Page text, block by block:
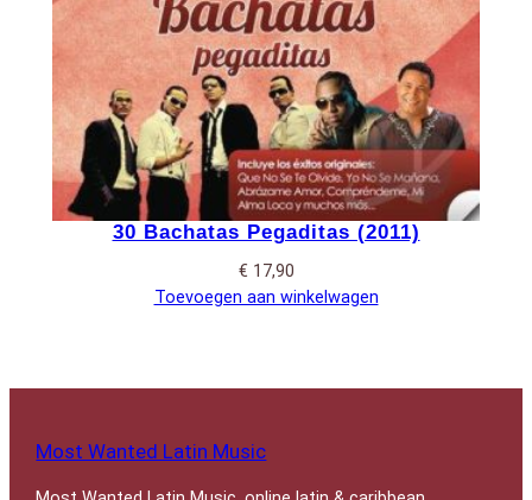
30 Bachatas Pegaditas (2011)
€ 17,90
Toevoegen aan winkelwagen
Most Wanted Latin Music